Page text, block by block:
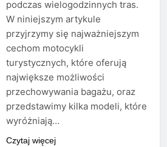
podczas wielogodzinnych tras.
W niniejszym artykule
przyjrzymy się najważniejszym
cechom motocykli
turystycznych, które oferują
największe możliwości
przechowywania bagażu, oraz
przedstawimy kilka modeli, które
wyróżniają…
Czytaj więcej